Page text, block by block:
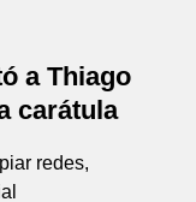
a Thiago
carátula